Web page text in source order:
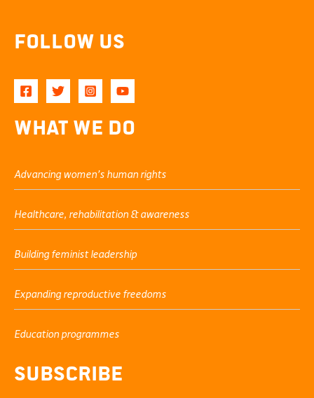
Follow Us
What We Do
Advancing women’s human rights
Healthcare, rehabilitation & awareness
Building feminist leadership
Expanding reproductive freedoms
Education programmes
Subscribe